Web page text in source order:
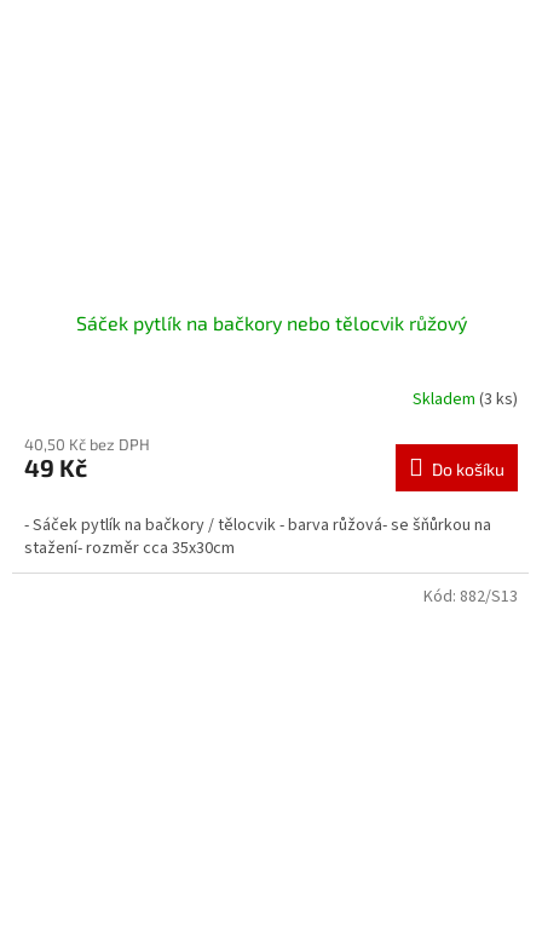
Sáček pytlík na bačkory nebo tělocvik růžový
Skladem (3 ks)
40,50 Kč bez DPH
49 Kč Do košíku
- Sáček pytlík na bačkory / tělocvik - barva růžová- se šňůrkou na
stažení- rozměr cca 35x30cm
Kód: 882/S13